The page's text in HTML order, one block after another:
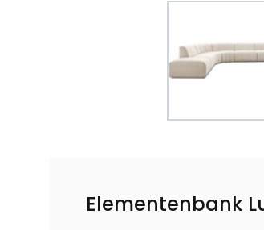
Elementenbank